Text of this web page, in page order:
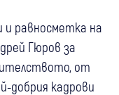
и равносметка на
Гюров за
от
добрия кадрови